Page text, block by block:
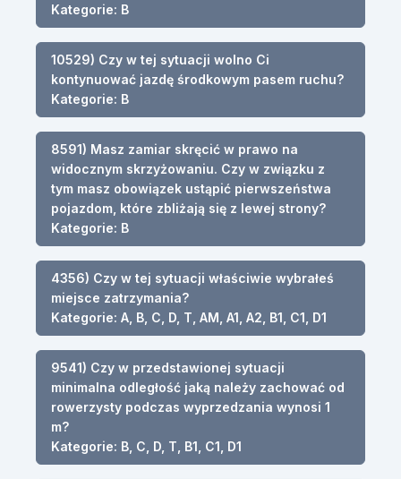
Kategorie: B
10529) Czy w tej sytuacji wolno Ci
kontynuować jazdę środkowym pasem ruchu?
Kategorie: B
8591) Masz zamiar skręcić w prawo na
widocznym skrzyżowaniu. Czy w związku z
tym masz obowiązek ustąpić pierwszeństwa
pojazdom, które zbliżają się z lewej strony?
Kategorie: B
4356) Czy w tej sytuacji właściwie wybrałeś
miejsce zatrzymania?
Kategorie: A, B, C, D, T, AM, A1, A2, B1, C1, D1
9541) Czy w przedstawionej sytuacji
minimalna odległość jaką należy zachować od
rowerzysty podczas wyprzedzania wynosi 1
m?
Kategorie: B, C, D, T, B1, C1, D1